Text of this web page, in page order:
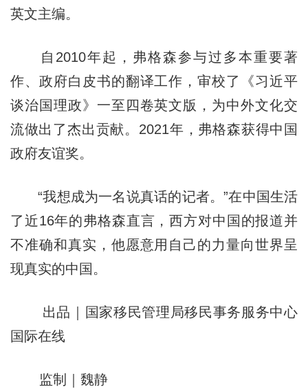
英文主编。
自2010年起，弗格森参与过多本重要著
作、政府白皮书的翻译工作，审校了《习近平
谈治国理政》一至四卷英文版，为中外文化交
流做出了杰出贡献。2021年，弗格森获得中国
政府友谊奖。
“我想成为一名说真话的记者。”在中国生活
了近16年的弗格森直言，西方对中国的报道并
不准确和真实，他愿意用自己的力量向世界呈
现真实的中国。
出品｜国家移民管理局移民事务服务中心
国际在线
监制｜魏静